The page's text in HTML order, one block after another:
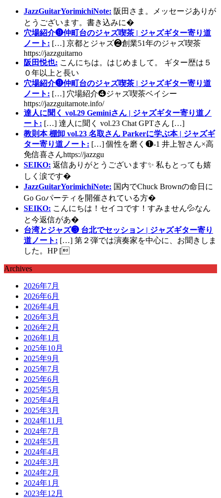
JazzGuitarYorimichiNote: 阪田さま。メッセージありが
とうございます。書き込みに�
穴場紹介❾仲町台のジャズ喫茶 | ジャズギター寄り道
ノート: […] 京都とジャズ❷創業51年のジャズ喫茶
https://jazzguitarno
阪田悦也: こんにちは。はじめまして。 ギター歴は５
０年以上と長い
穴場紹介❾仲町台のジャズ喫茶 | ジャズギター寄り道
ノート: […] 穴場紹介❹ジャズ喫茶ベイシー
https://jazzguitarnote.info/
達人に聞く vol.29 Geminiさん | ジャズギター寄り道ノ
ート: […] 達人に聞く vol.23 Chat GPTさん […]
教則本 棚卸 vol.23 名取さん Parkerに学ぶ本 | ジャズギ
ター寄り道ノート: […] 個性を磨く❶-1 井上智さん×高
免信喜さんhttps://jazzgu
SEIKO: 返信ありがとうございます✨ 私もとっても嬉
しく涙です�
JazzGuitarYorimichiNote: 国内でChuck Brownの命日に
Go Goパーティを開催されている方�
SEIKO: こんにちは！セイコです！すみません💦なん
と今返信があ�
台湾とジャズ❸ 台北でセッション | ジャズギター寄り
道ノート: […] 第２弾では演奏家を中心に、お聞きしま
した。HP [
Archives
2026年7月
2026年6月
2026年4月
2026年3月
2026年2月
2026年1月
2025年10月
2025年9月
2025年7月
2025年6月
2025年5月
2025年4月
2025年3月
2024年11月
2024年7月
2024年5月
2024年4月
2024年3月
2024年2月
2024年1月
2023年12月